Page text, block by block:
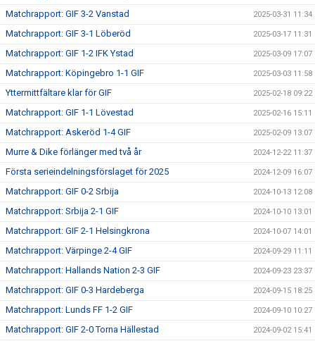
Matchrapport: GIF 3-2 Vanstad 2025-03-31 11:34
Matchrapport: GIF 3-1 Löberöd 2025-03-17 11:31
Matchrapport: GIF 1-2 IFK Ystad 2025-03-09 17:07
Matchrapport: Köpingebro 1-1 GIF 2025-03-03 11:58
Yttermittfältare klar för GIF 2025-02-18 09:22
Matchrapport: GIF 1-1 Lövestad 2025-02-16 15:11
Matchrapport: Askeröd 1-4 GIF 2025-02-09 13:07
Murre & Dike förlänger med två år 2024-12-22 11:37
Första serieindelningsförslaget för 2025 2024-12-09 16:07
Matchrapport: GIF 0-2 Srbija 2024-10-13 12:08
Matchrapport: Srbija 2-1 GIF 2024-10-10 13:01
Matchrapport: GIF 2-1 Helsingkrona 2024-10-07 14:01
Matchrapport: Värpinge 2-4 GIF 2024-09-29 11:11
Matchrapport: Hallands Nation 2-3 GIF 2024-09-23 23:37
Matchrapport: GIF 0-3 Hardeberga 2024-09-15 18:25
Matchrapport: Lunds FF 1-2 GIF 2024-09-10 10:27
Matchrapport: GIF 2-0 Torna Hällestad 2024-09-02 15:41